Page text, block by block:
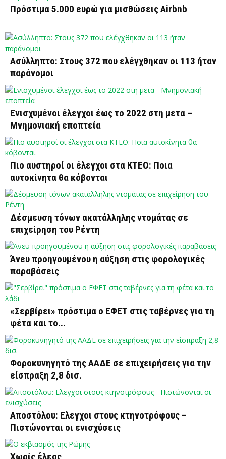
Πρόστιμα 5.000 ευρώ για μισθώσεις Airbnb
Ασύλληπτο: Στους 372 που ελέγχθηκαν οι 113 ήταν
παράνομοι
Ενισχυμένοι έλεγχοι έως το 2022 στη μετα –
Μνημονιακή εποπτεία
Πιο αυστηροί οι έλεγχοι στα ΚΤΕΟ: Ποια
αυτοκίνητα θα κόβονται
Δέσμευση τόνων ακατάλληλης ντομάτας σε
επιχείρηση του Ρέντη
Άνευ προηγουμένου η αύξηση στις φορολογικές
παραβάσεις
«Σερβίρει» πρόστιμα ο ΕΦΕΤ στις ταβέρνες για τη
φέτα και το...
Φοροκυνηγητό της ΑΑΔΕ σε επιχειρήσεις για την
είσπραξη 2,8 δισ.
Αποστόλου: Ελεγχοι στους κτηνοτρόφους –
Πιστώνονται οι ενισχύσεις